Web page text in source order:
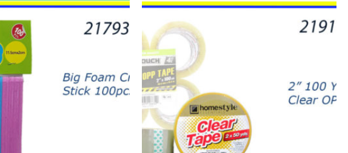
21910
TAPE
CLEAR
50YD
(6)
quantity